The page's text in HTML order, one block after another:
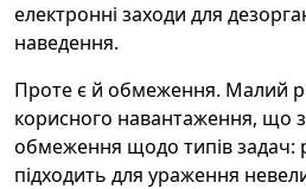
електронні заходи для
наведення.
Проте є й обмеження. Малий
корисного навантаження, що
обмеження щодо типів задач:
підходить для ураження